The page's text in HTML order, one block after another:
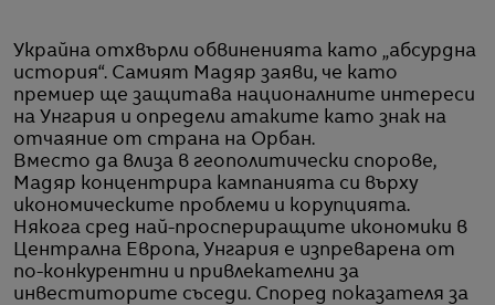
Украйна отхвърли обвиненията като „абсурдна
история“. Самият Мадяр заяви, че като
премиер ще защитава националните интереси
на Унгария и определи атаките като знак на
отчаяние от страна на Орбан.
Вместо да влиза в геополитически спорове,
Мадяр концентрира кампанията си върху
икономическите проблеми и корупцията.
Някога сред най-проспериращите икономики в
Централна Европа, Унгария е изпреварена от
по-конкурентни и привлекателни за
инвеститорите съседи. Според показателя за